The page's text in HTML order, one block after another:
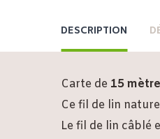
DESCRIPTION
Carte de 15
Ce fil de lin
Le fil de lin câblé